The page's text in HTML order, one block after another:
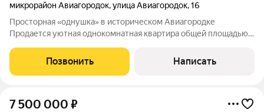
микрорайон Авиагородок,улица Авиагородок,16
Просторная «однушка» в историческом Авиагородке
Продается уютная однокомнатная квартира общей площадью
постройки это часть истории Краснодара, бывший закрытый
военный городок с добрыми
Позвонить Написать
7 500 000 ₽